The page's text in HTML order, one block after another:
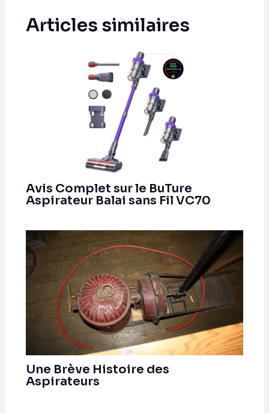
Articles similaires
Avis Complet sur le BuTure
Aspirateur Balai sans Fil VC70
Une Brève Histoire des
Aspirateurs